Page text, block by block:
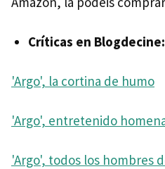
Críticas en Blogdecine:
'Argo', la cortina de humo
'Argo', entretenido
'Argo', todos los hombres